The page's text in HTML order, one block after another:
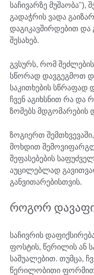
საჩივარზე
გადაჭრის ვადა
დაგიკავშირდებით და
შესახებ.
გვსურს, რომ
სწორად დავგეგმოთ
საკითხების სწრაფად
ჩვენ აგიხსნით რა და
ზომებს
ზოგიერთ
მოხდით
შეფასებების
აუცილებლად
განვითარებისთვის.
როგორ
საჩივრის
ფოსტის, წერილის ან
საშუალებით. თუმცა,
წერილობითი